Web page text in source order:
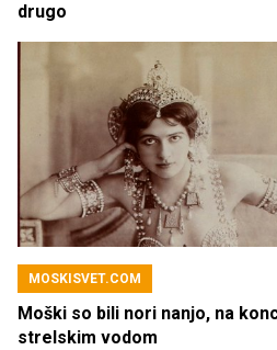
drugo
MOSKISVET.COM
Moški so bili nori nanjo, na
strelskim vodom